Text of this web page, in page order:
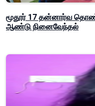
மூதூர் 17 தன்னார்வ
ஆண்டு நினைவேந்தல்